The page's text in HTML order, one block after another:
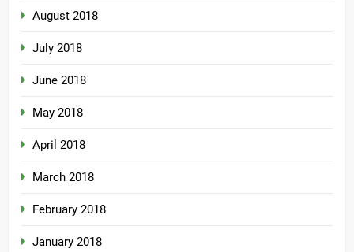
August 2018
July 2018
June 2018
May 2018
April 2018
March 2018
February 2018
January 2018